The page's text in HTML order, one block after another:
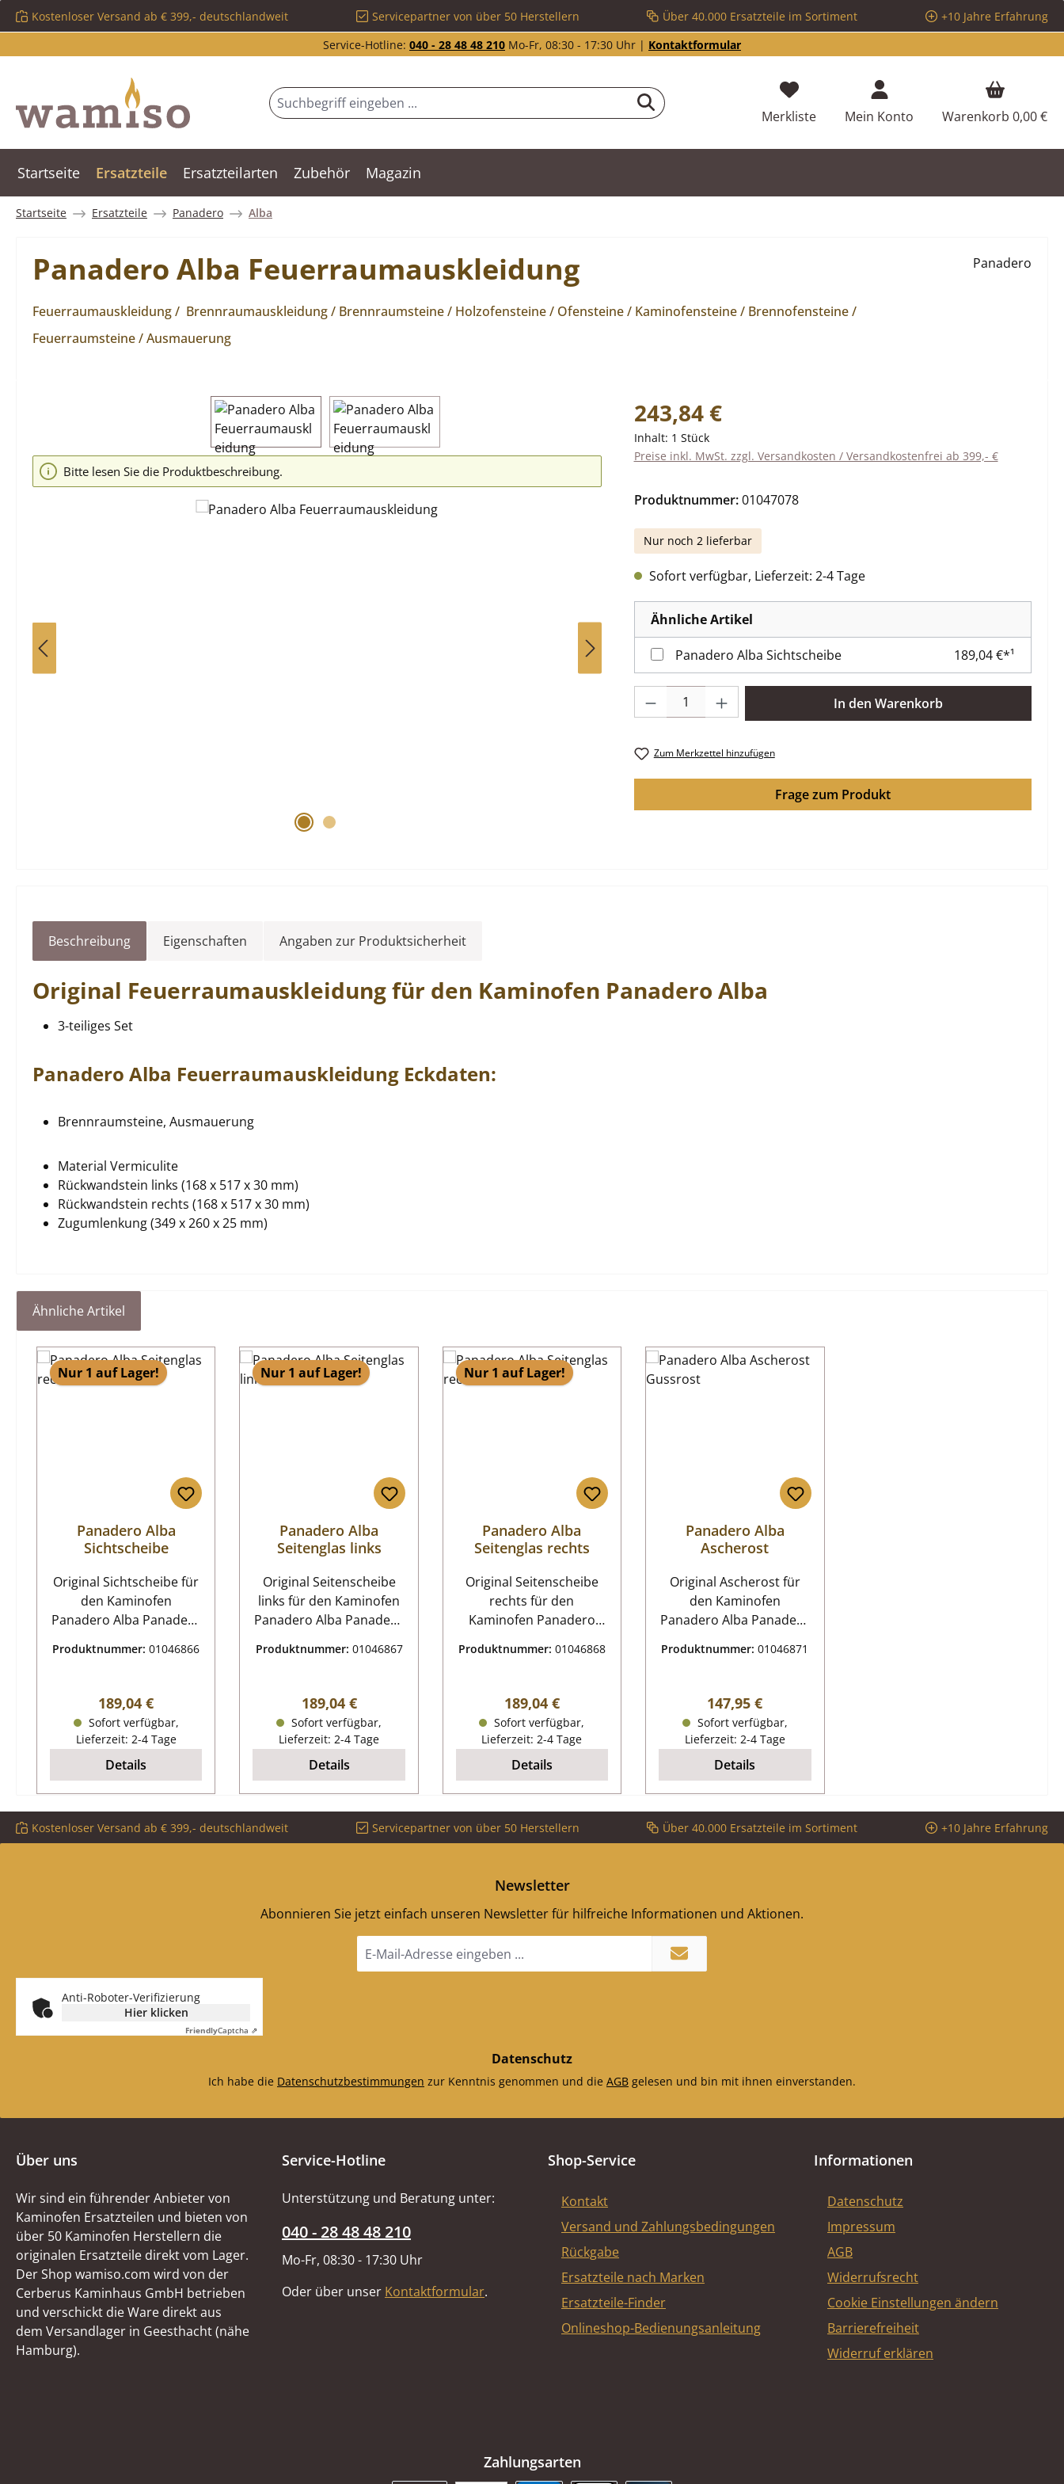
Hauptinhalt springen
Zur Suche springen
Zur Hauptnavigation springen
Kostenloser Versand ab € 399,- deutschlandweit Servicepartner von über 50 Herstellern Über 40.000 Ersatzteile im Sortiment
+10 Jahre Erfahrung
Service-Hotline: 040 - 28 48 48 210 Mo-Fr, 08:30 - 17:30 Uhr | Kontaktformular
MerklisteDu hast 0 Produkte auf dem Merkzettel
Mein Konto Warenkorb 0,00 €
Startseite Ersatzteile Ersatzteilarten Zubehör Magazin
Startseite Ersatzteile Panadero Alba
Panadero Alba Feuerraumauskleidung
Feuerraumauskleidung / Brennraumauskleidung / Brennraumsteine / Holzofensteine / Ofensteine / Kaminofensteine / Brennofensteine /
Feuerraumsteine / Ausmauerung
Panadero
Bitte lesen Sie die Produktbeschreibung.
Regulärer Preis:
243,84 €
Inhalt: 1 Stück
Preise inkl. MwSt. zzgl. Versandkosten / Versandkostenfrei ab 399,- €
Produktnummer:01047078
Nur noch 2 lieferbar
Sofort verfügbar, Lieferzeit: 2-4 Tage
Ähnliche Artikel
Panadero Alba Sichtscheibe 189,04 €*¹
Produkt Anzahl: Gib den gewünschten Wert ein oder benutze die
In den Warenkorb
Zum Merkzettel hinzufügen
Frage zum Produkt
Beschreibung Eigenschaften Angaben zur Produktsicherheit
Original Feuerraumauskleidungfür den Kaminofen Panadero Alba
3-teiliges Set
Panadero Alba Feuerraumauskleidung Eckdaten:
Brennraumsteine, Ausmauerung
Material Vermiculite
Rückwandstein links (168 x 517 x 30 mm)
Rückwandstein rechts (168 x 517 x 30 mm)
Zugumlenkung (349 x 260 x 25 mm)
Ähnliche Artikel
Produktgalerie überspringen
Nur 1 auf Lager!
Panadero Alba
Sichtscheibe
Original Sichtscheibe für
den Kaminofen
Panadero Alba Panadero
Eckdaten: Kaminglas,
(B/L/H) 242 mm x 520
mm x 4 mm Material Glas
Form flach
hitzebeständig Position 6
in der
Explosionszeichnung
Produktnummer:01046866
Regulärer Preis:
189,04 €
Sofort verfügbar,
Lieferzeit: 2-4 Tage
Details
Nur 1 auf Lager!
Panadero Alba
Seitenglas links
Original Seitenscheibe
links für den Kaminofen
Panadero Alba Panadero
Eckdaten: Maße (B/L) 242
hitzebeständig Position 4
in der
Explosionszeichnung
Produktnummer: 01046867
Regulärer Preis:
189,04 €
Sofort verfügbar,
Lieferzeit: 2-4 Tage
Details
Nur 1 auf Lager!
Panadero Alba
Seitenglas rechts
Original Seitenscheibe
rechts für den
Kaminofen Panadero
Seitenscheibe rechts
mm x 520 mm Form flach
hitzebeständig Position 4
in der
Explosionszeichnung
Produktnummer: 01046868
Regulärer Preis:
189,04 €
Sofort verfügbar,
Lieferzeit: 2-4 Tage
Details
Panadero Alba
Ascherost
Original Ascherost für
den Kaminofen
Panadero Alba Panadero
Kaminrost, Ofenrost
255 mm x 14 mm
Material Guss Position 10
in der
Explosionszeichnung
Produktnummer:01046871
Regulärer Preis:
147,95 €
Sofort verfügbar,
Lieferzeit: 2-4 Tage
Details
Kostenloser Versand ab € 399,- deutschlandweit Servicepartner von über 50 Herstellern Über 40.000 Ersatzteile im Sortiment +10 Jahre Erfahrung
Newsletter
Abonnieren Sie jetzt einfach unseren Newsletter für hilfreiche Informationen und Aktionen.
Mail-
Anti-Roboter-Verifizierung
Hier klicken
FriendlyCaptcha ⇗
Datenschutz
Ich habe die Datenschutzbestimmungen zur Kenntnis genommen und die AGB gelesen und bin mit ihnen einverstanden.
Über uns
Wir sind ein führender Anbieter von
Kaminofen Ersatzteilen und bieten von
über 50 Kaminofen Herstellern die
originalen Ersatzteile direkt vom Lager.
Der Shop wamiso.com wird von der
Cerberus Kaminhaus GmbH betrieben
und verschickt die Ware direkt aus
dem Versandlager in Geesthacht (nähe
Hamburg).
Service-Hotline
Unterstützung und Beratung unter:
040 - 28 48 48 210
Mo-Fr, 08:30 - 17:30 Uhr
Oder über unser Kontaktformular.
Shop-Service
Kontakt
Versand und Zahlungsbedingungen
Rückgabe
Ersatzteile nach Marken
Ersatzteile-Finder
Onlineshop-Bedienungsanleitung
Informationen
Datenschutz
Impressum
AGB
Widerrufsrecht
Cookie Einstellungen ändern
Barrierefreiheit
Widerruf erklären
Zahlungsarten